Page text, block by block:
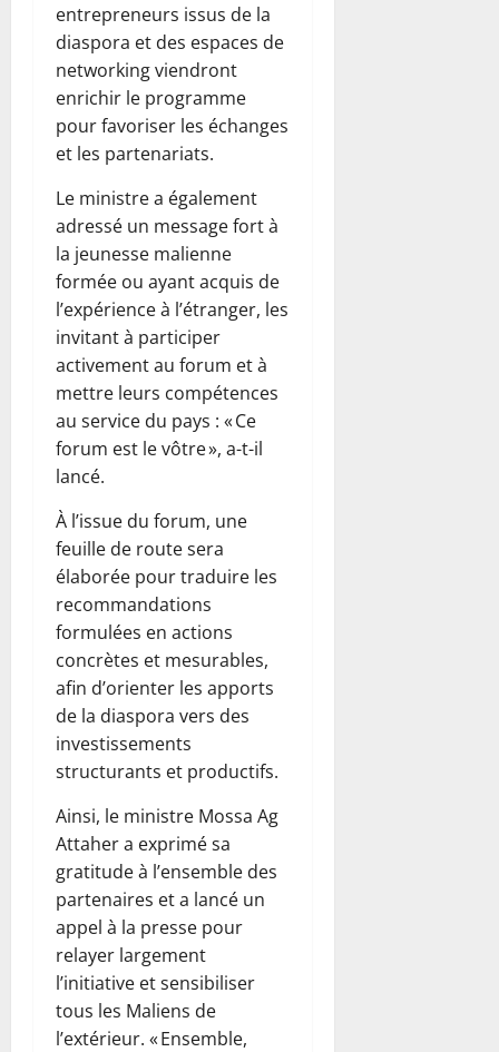
entrepreneurs issus de la
diaspora et des espaces de
networking viendront
enrichir le programme
pour favoriser les échanges
et les partenariats.
Le ministre a également
adressé un message fort à
la jeunesse malienne
formée ou ayant acquis de
l’expérience à l’étranger, les
invitant à participer
activement au forum et à
mettre leurs compétences
au service du pays : « Ce
forum est le vôtre », a-t-il
lancé.
À l’issue du forum, une
feuille de route sera
élaborée pour traduire les
recommandations
formulées en actions
concrètes et mesurables,
afin d’orienter les apports
de la diaspora vers des
investissements
structurants et productifs.
Ainsi, le ministre Mossa Ag
Attaher a exprimé sa
gratitude à l’ensemble des
partenaires et a lancé un
appel à la presse pour
relayer largement
l’initiative et sensibiliser
tous les Maliens de
l’extérieur. « Ensemble,